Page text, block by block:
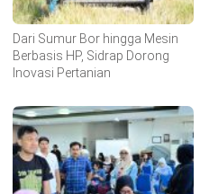
Dari Sumur Bor hingga Mesin
Berbasis HP, Sidrap Dorong
Inovasi Pertanian